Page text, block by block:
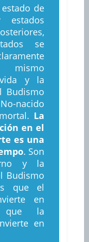
de
se
mismo
y la
Budismo
nacido
La
en el
es una
. Son
y la
Budismo
que el
en
que la
en